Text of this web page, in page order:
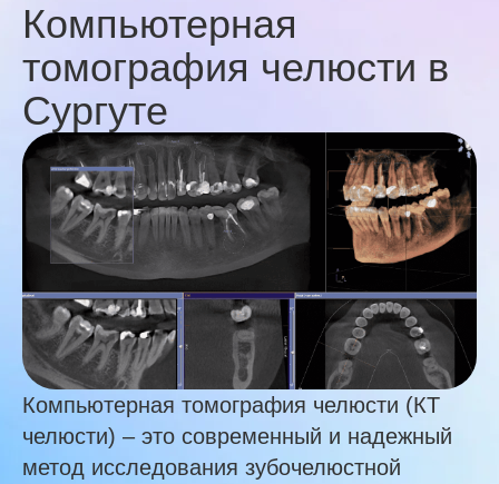
Компьютерная
томография челюсти в
Сургуте
Компьютерная томография челюсти (КТ
челюсти) – это современный и надежный
метод исследования зубочелюстной